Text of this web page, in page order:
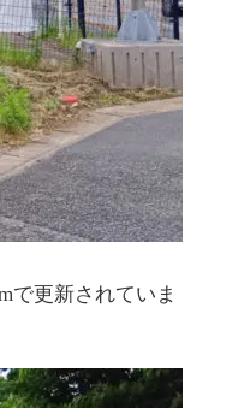
で更新されていま